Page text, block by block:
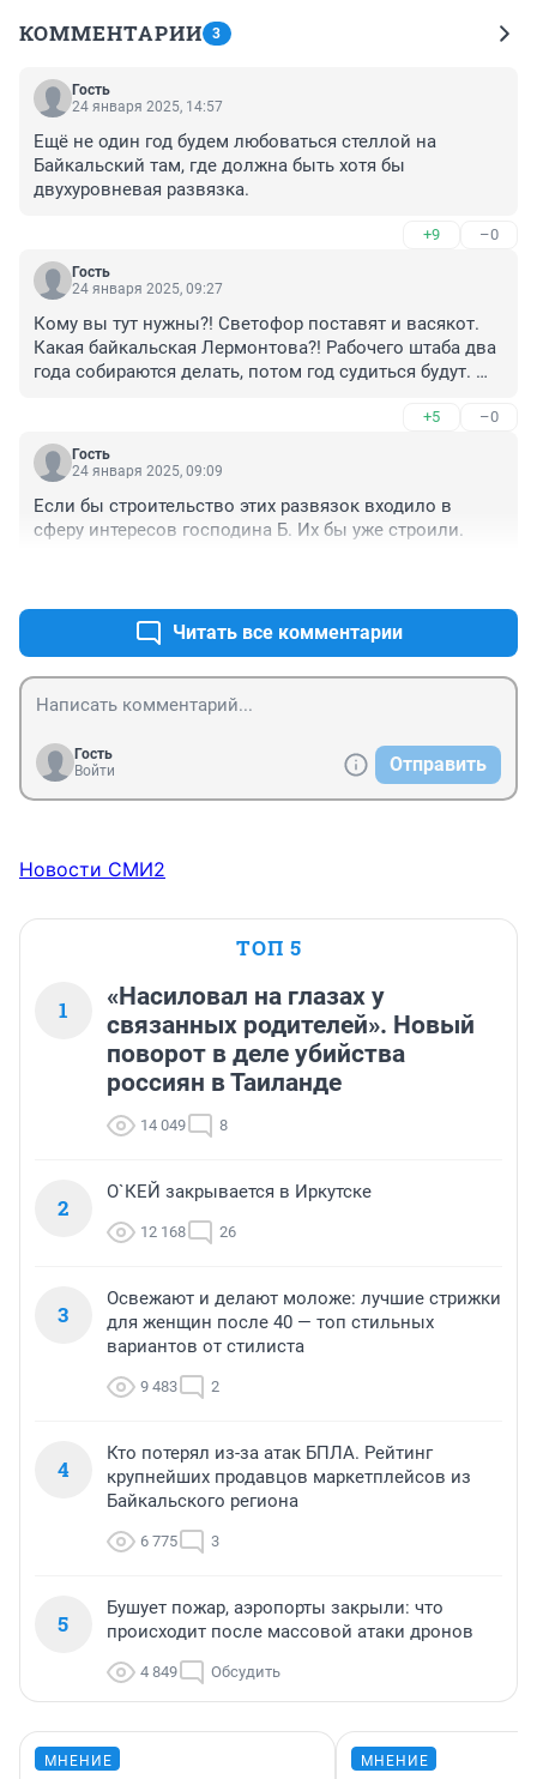
КОММЕНТАРИИ 3
Гость
24 января 2025, 14:57
Ещё не один год будем любоваться стеллой на
Байкальский там, где должна быть хотя бы
двухуровневая развязка.
+9 –0
Гость
24 января 2025, 09:27
Кому вы тут нужны?! Светофор поставят и васякот.
Какая байкальская Лермонтова?! Рабочего штаба два
года собираются делать, потом год судиться будут.
Александровский и качугский тракты уйдет, но там
поставили светофор из-за которого пробки.
+5 –0
Гость
24 января 2025, 09:09
Если бы строительство этих развязок входило в
сферу интересов господина Б. Их бы уже строили.
Читать все комментарии
Гость
Войти
Отправить
Новости СМИ2
ТОП 5
1
«Насиловал на глазах у
связанных родителей». Новый
поворот в деле убийства
россиян в Таиланде
14 049 8
2
О`КЕЙ закрывается в Иркутске
12 168 26
3
Освежают и делают моложе: лучшие стрижки
для женщин после 40 — топ стильных
вариантов от стилиста
9 483 2
4
Кто потерял из-за атак БПЛА. Рейтинг
крупнейших продавцов маркетплейсов из
Байкальского региона
6 775 3
5
Бушует пожар, аэропорты закрыли: что
происходит после массовой атаки дронов
4 849 Обсудить
МНЕНИЕ МНЕНИЕ